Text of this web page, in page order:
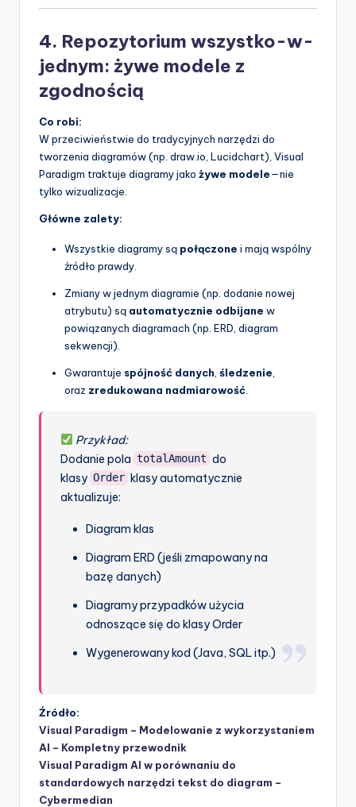
4. Repozytorium wszystko-w-
jednym: żywe modele z
zgodnością
Co robi:
W przeciwieństwie do tradycyjnych narzędzi do
tworzenia diagramów (np. draw.io, Lucidchart), Visual
Paradigm traktuje diagramy jako żywe modele—nie
tylko wizualizacje.
Główne zalety:
Wszystkie diagramy są połączone i mają wspólny
źródło prawdy.
Zmiany w jednym diagramie (np. dodanie nowej
atrybutu) są automatycznie odbijane w
powiązanych diagramach (np. ERD, diagram
sekwencji).
Gwarantuje spójność danych śledzenie
oraz zredukowana nadmiarowość
Przykład:
Dodanie pola totalAmount do
klasy Order klasy automatycznie
aktualizuje:
Diagram klas
Diagram ERD (jeśli zmapowany na
bazę danych)
Diagramy przypadków użycia
odnoszące się do klasy Order
Wygenerowany kod (Java, SQL itp.)
Źródło:
Visual Paradigm – Modelowanie z wykorzystaniem
AI – Kompletny przewodnik
Visual Paradigm AI w porównaniu do
standardowych narzędzi tekst do diagram –
Cybermedian